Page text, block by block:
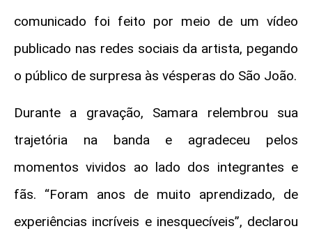
comunicado foi feito por meio de um vídeo
publicado nas redes sociais da artista, pegando
o público de surpresa às vésperas do São João.
Durante a gravação, Samara relembrou sua
trajetória na banda e agradeceu pelos
momentos vividos ao lado dos integrantes e
fãs. “Foram anos de muito aprendizado, de
experiências incríveis e inesquecíveis”, declarou